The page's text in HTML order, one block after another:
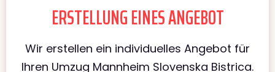
ERSTELLUNG EINES ANGEBOT
Wir erstellen ein individuelles Angebot für
Ihren Umzug Mannheim Slovenska Bistrica.